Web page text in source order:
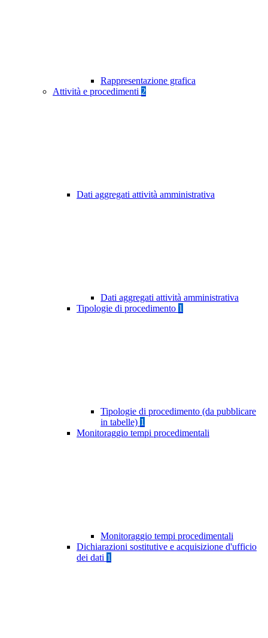
Rappresentazione grafica
Attività e procedimenti 2
Dati aggregati attività amministrativa
Dati aggregati attività amministrativa
Tipologie di procedimento 1
Tipologie di procedimento (da pubblicare
in tabelle) 1
Monitoraggio tempi procedimentali
Monitoraggio tempi procedimentali
Dichiarazioni sostitutive e acquisizione d'ufficio
dei dati 1